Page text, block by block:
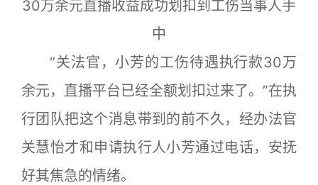
30万余元直播收益成功划扣到工伤当事人手
中
“关法官，小芳的工伤待遇执行款30万
余元，直播平台已经全额划扣过来了。”在执
行团队把这个消息带到的前不久，经办法官
关慧怡才和申请执行人小芳通过电话，安抚
好其焦急的情绪。